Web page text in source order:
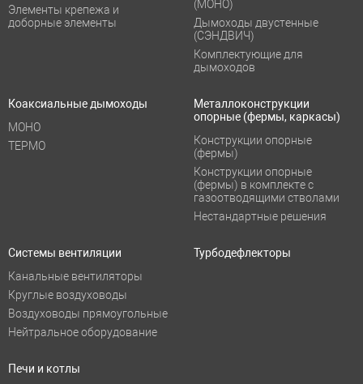
Элементы крепежа и
доборные элементы
(МОНО)
Дымоходы двустенные
(СЭНДВИЧ)
Комплектующие для
дымоходов
Коаксиальные дымоходы
МОНО
ТЕРМО
Металлоконструкции
опорные (фермы, каркасы)
Конструкции опорные
(фермы)
Конструкции опорные
(фермы) в комплекте с
газоотводящими стволами
Нестандартные решения
Системы вентиляции
Канальные вентиляторы
Круглые воздуховоды
Воздуховоды прямоугольные
Нейтральное оборудование
Турбодефлекторы
Печи и котлы